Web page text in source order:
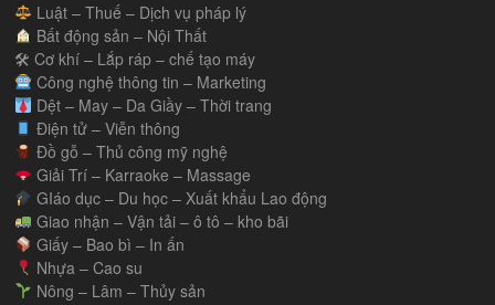
Luật – Thuế – Dịch vụ pháp lý
Bất động sản – Nội Thất
🛠 Cơ khí – Lắp ráp – chế tạo máy
Công nghệ thông tin – Marketing
Dệt – May – Da Giầy – Thời trang
Điện tử – Viễn thông
Đồ gỗ – Thủ công mỹ nghệ
Giải Trí – Karraoke – Massage
GIáo dục – Du học – Xuất khẩu Lao động
Giao nhận – Vận tải – ô tô – kho bãi
Giấy – Bao bì – In ấn
Nhựa – Cao su
Nông – Lâm – Thủy sản